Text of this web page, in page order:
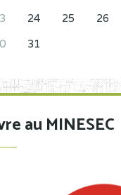
24 25 26
31
au MINESEC